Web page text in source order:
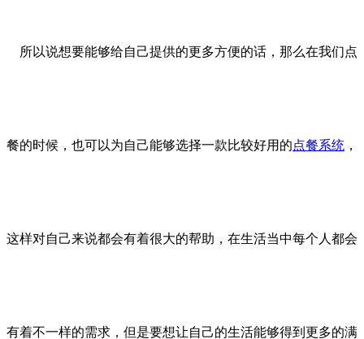
所以说想要能够给自己提供的更多方便的话，那么在我们点
餐的时候，也可以为自己能够选择一款比较好用的点餐系统 ，
这样对自己来说都会有着很大的帮助，在生活当中每个人都会
有着不一样的需求，但是要想让自己的生活能够得到更多的满